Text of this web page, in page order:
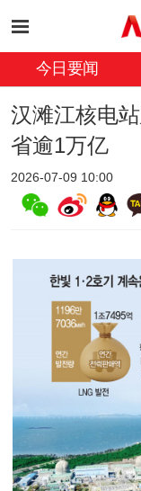
今日要闻
汉滩江核电
省逾1万亿
2026-07-09 10:00